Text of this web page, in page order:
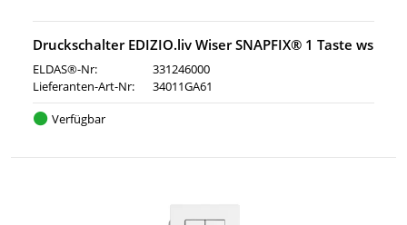
Druckschalter EDIZIO.liv Wiser SNAPFIX® 1 Taste ws
ELDAS®-Nr:
331246000
Lieferanten-Art-Nr:
34011GA61
Verfügbar